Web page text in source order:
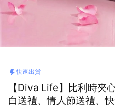
快速出貨
【Diva Life】比利時夾
白送禮、情人節送禮、